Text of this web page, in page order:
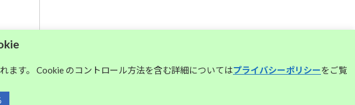
Reserved.
ます。 Cookie のコントロール方法を含む詳細についてはプライバシーポリシーをご覧